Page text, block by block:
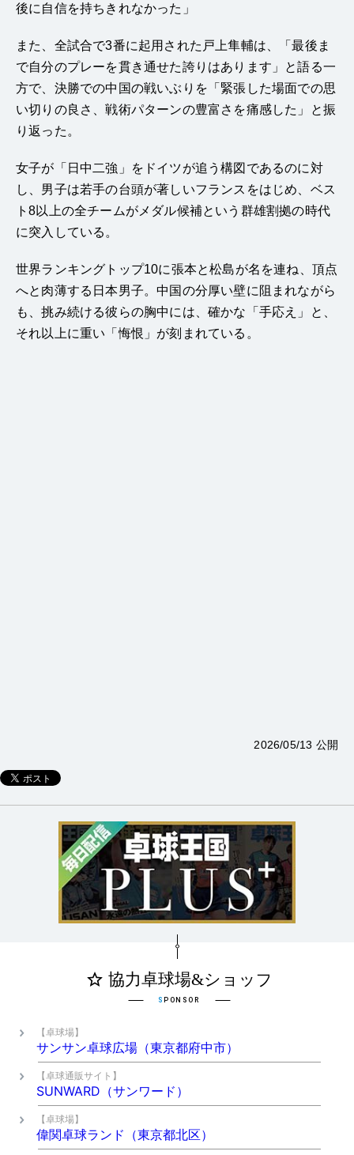
後に自信を持ちきれなかった」
また、全試合で3番に起用された戸上隼輔は、「最後ま
で自分のプレーを貫き通せた誇りはあります」と語る一
方で、決勝での中国の戦いぶりを「緊張した場面での思
い切りの良さ、戦術パターンの豊富さを痛感した」と振
り返った。
女子が「日中二強」をドイツが追う構図であるのに対
し、男子は若手の台頭が著しいフランスをはじめ、ベス
ト8以上の全チームがメダル候補という群雄割拠の時代
に突入している。
世界ランキングトップ10に張本と松島が名を連ね、頂点
へと肉薄する日本男子。中国の分厚い壁に阻まれながら
も、挑み続ける彼らの胸中には、確かな「手応え」と、
それ以上に重い「悔恨」が刻まれている。
2026/05/13 公開
【卓球場】
サンサン卓球広場（東京都府中市）
【卓球通販サイト】
SUNWARD（サンワード）
【卓球場】
偉関卓球ランド（東京都北区）